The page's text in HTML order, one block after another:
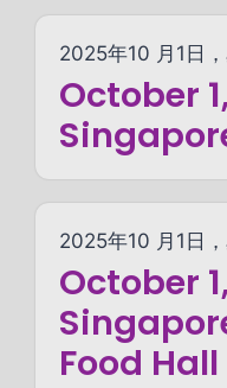
2025年10 月1日
October
2025年10 月1日
October
Food Hall